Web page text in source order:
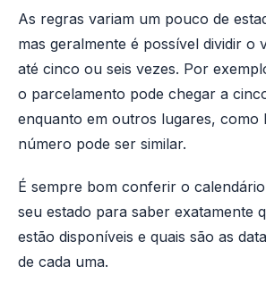
As regras variam um pouco de
mas geralmente é possível dividir o
até cinco ou seis vezes. Por
o parcelamento pode chegar a
enquanto em outros lugares, como
número pode ser similar.
É sempre bom conferir o
seu estado para saber exatamente
estão disponíveis e quais são as
de cada uma.